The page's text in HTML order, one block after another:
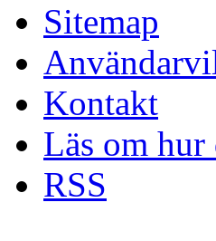
Sitemap
Kontakt
Läs om hur
RSS